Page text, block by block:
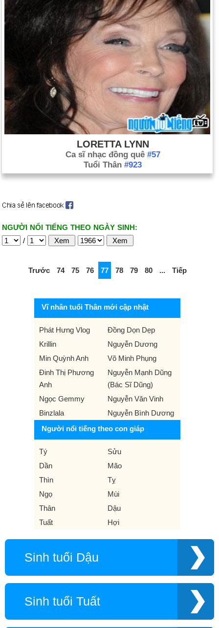
LORETTA LYNN
Ca sĩ nhạc đồng quê #57
Tuổi Thân #923
NGƯỜI NỔI TIẾNG THEO NGÀY SINH:
/
Trước 74 75 76 77 78 79 80 ... Tiếp
Vĩ nhân tuổi Thân mới cập nhật
Phát Hưng Vlog
Đồng Dọn Dẹp
Krillin
Nguyễn Dương
Min Quỳnh Anh
Võ Minh Phụng
Đinh Thị Phương
Anh
Nguyễn Mạnh Dũng
(Bác Sĩ Dũng)
Ngọc Gemmy
Nguyễn Văn Vinh
Binzlala
Nguyễn Bình Dương
Người nổi tiếng theo con giáp
Tý
Sửu
Dần
Mão
Thìn
Tỵ
Ngọ
Mùi
Thân
Dậu
Tuất
Hợi
Sinh tuổi Dậu
Sinh tuổi Tuất